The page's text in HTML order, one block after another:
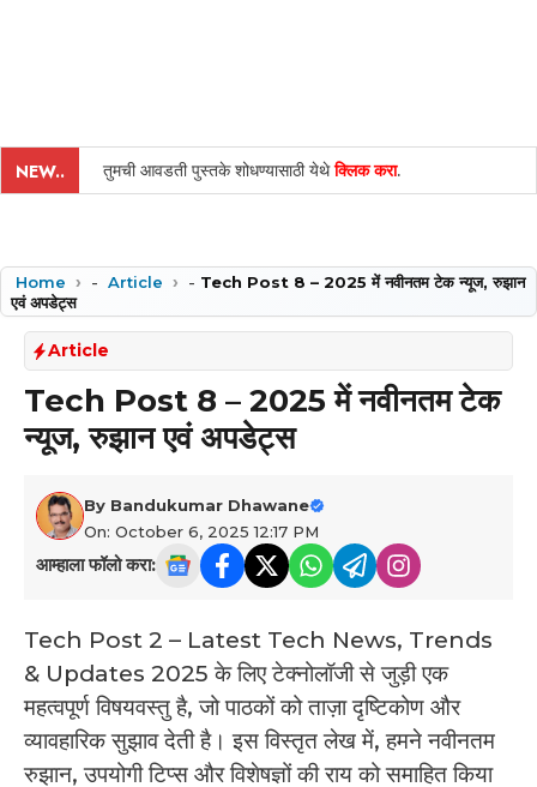
NEW.. तुमची आवडती पुस्तके शोधण्यासाठी येथेक्लिक करा.
Home - Article - Tech Post 8 – 2025 में नवीनतम टेक न्यूज, रुझान
एवं अपडेट्स
Article
Tech Post 8 – 2025 में नवीनतम टेक
न्यूज, रुझान एवं अपडेट्स
By Bandukumar Dhawane
On: October 6, 2025 12:17 PM
आम्हाला फॉलो करा:
Tech Post 2 – Latest Tech News, Trends
& Updates 2025 के लिए टेक्नोलॉजी से जुड़ी एक
महत्वपूर्ण विषयवस्तु है, जो पाठकों को ताज़ा दृष्टिकोण और
व्यावहारिक सुझाव देती है। इस विस्तृत लेख में, हमने नवीनतम
रुझान, उपयोगी टिप्स और विशेषज्ञों की राय को समाहित किया